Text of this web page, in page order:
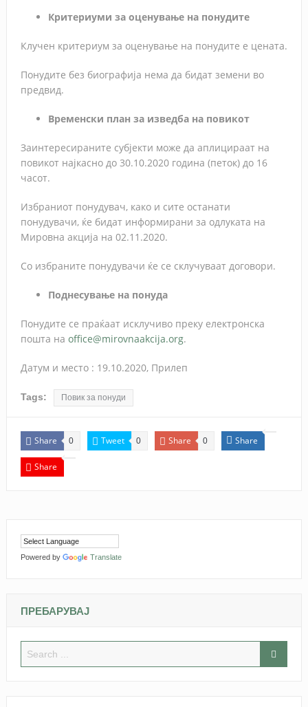
Критериуми за оценување на понудите
Клучен критериум за оценување на понудите е цената.
Понудите без биографија нема да бидат земени во
предвид.
Временски план за изведба на повикот
Заинтересираните субјекти може да аплицираат на
повикот најкасно до 30.10.2020 година (петок) до 16
часот.
Избраниот понудувач, како и сите останати
понудувачи, ќе бидат информирани за одлуката на
Мировна акција на 02.11.2020.
Со избраните понудувачи ќе се склучуваат договори.
Поднесување на понуда
Понудите се праќаат исклучиво преку електронска
пошта на office@mirovnaakcija.org.
Датум и место : 19.10.2020, Прилеп
Tags: Повик за понуди
Share 0 Tweet 0 Share 0 Share
Share
Powered by Translate
ПРЕБАРУВАЈ